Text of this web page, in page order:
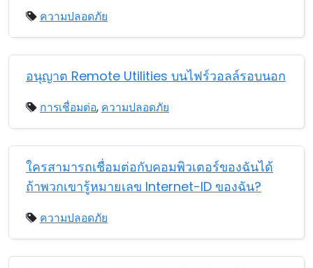
ความปลอดภัย
อนุญาต Remote Utilities บนไฟร์วอลล์รอบนอก
การเชื่อมต่อ, ความปลอดภัย
ใครสามารถเชื่อมต่อกับคอมพิวเตอร์ของฉันได้
ถ้าพวกเขารู้หมายเลข Internet-ID ของฉัน?
ความปลอดภัย